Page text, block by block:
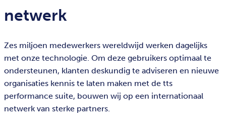
netwerk
Zes miljoen medewerkers wereldwijd werken dagelijks
met onze technologie. Om deze gebruikers optimaal te
ondersteunen, klanten deskundig te adviseren en nieuwe
organisaties kennis te laten maken met de tts
performance suite, bouwen wij op een internationaal
netwerk van sterke partners.